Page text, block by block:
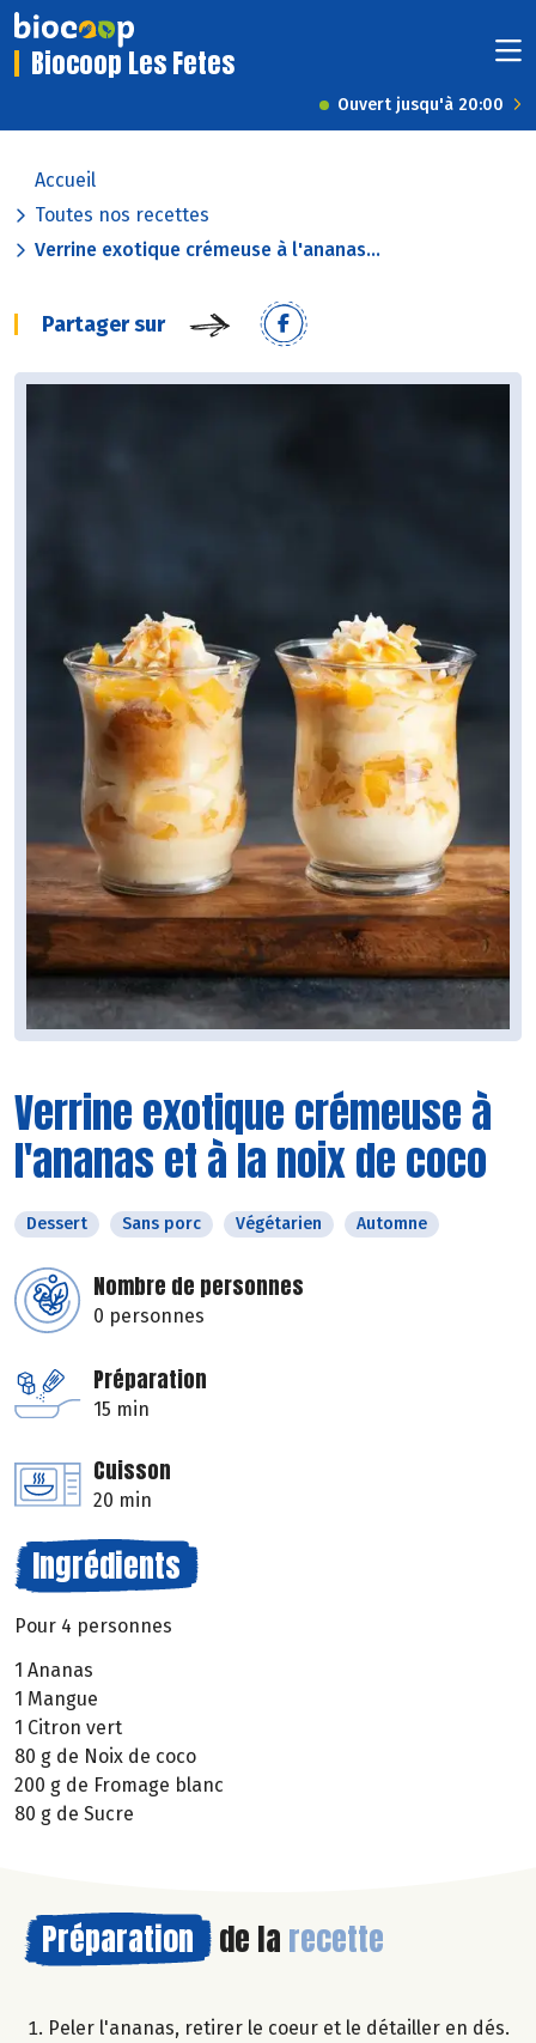
Biocoop Les Fetes
Ouvert jusqu'à 20:00
Accueil
Toutes nos recettes
Verrine exotique crémeuse à l'ananas...
Partager sur
Verrine exotique crémeuse à
l'ananas et à la noix de coco
Dessert Sans porc Végétarien Automne
Nombre de personnes
0 personnes
Préparation
15 min
Cuisson
20 min
Ingrédients
Pour 4 personnes
1 Ananas
1 Mangue
1 Citron vert
80 g de Noix de coco
200 g de Fromage blanc
80 g de Sucre
Préparation de la recette
Peler l'ananas, retirer le coeur et le détailler en dés.